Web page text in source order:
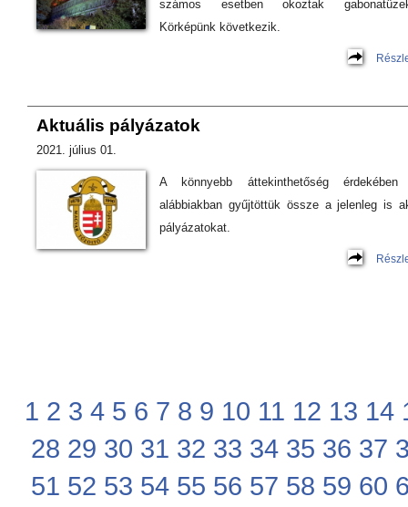
számos esetben okoztak
Körképünk következik.
Aktuális pályázatok
2021. július 01.
A könnyebb áttekinthetőség
alábbiakban gyűjtöttük össze a jelenleg is
pályázatokat.
1 2 3 4 5 6 7 8 9 10 11 12 13 14
28 29 30 31 32 33 34 35 36 37
51 52 53 54 55 56 57 58 59 60